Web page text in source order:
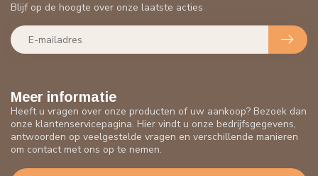
Meer informatie
Heeft u vragen over onze producten of uw aankoop? Bezoek dan
onze klantenservicepagina. Hier vindt u onze bedrijfsgegevens,
antwoorden op veelgestelde vragen en verschillende manieren
om contact met ons op te nemen.
Blijf op de hoogte over onze laatste acties